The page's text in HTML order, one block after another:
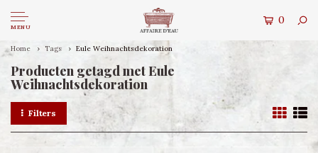
MENU
0
Home Tags Eule Weihnachtsdekoration
Producten getagd met Eule
Weihnachtsdekoration
Filters